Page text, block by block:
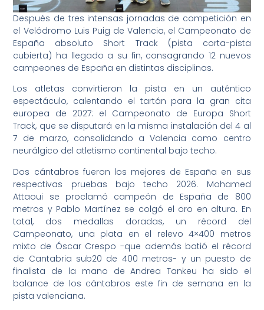
Después de tres intensas jornadas de competición en
el Velódromo Luis Puig de Valencia, el Campeonato de
España absoluto Short Track (pista corta-pista
cubierta) ha llegado a su fin, consagrando 12 nuevos
campeones de España en distintas disciplinas.
Los atletas convirtieron la pista en un auténtico
espectáculo, calentando el tartán para la gran cita
europea de 2027: el Campeonato de Europa Short
Track, que se disputará en la misma instalación del 4 al
7 de marzo, consolidando a Valencia como centro
neurálgico del atletismo continental bajo techo.
Dos cántabros fueron los mejores de España en sus
respectivas pruebas bajo techo 2026. Mohamed
Attaoui se proclamó campeón de España de 800
metros y Pablo Martínez se colgó el oro en altura. En
total, dos medallas doradas, un récord del
Campeonato, una plata en el relevo 4×400 metros
mixto de Óscar Crespo -que además batió el récord
de Cantabria sub20 de 400 metros- y un puesto de
finalista de la mano de Andrea Tankeu ha sido el
balance de los cántabros este fin de semana en la
pista valenciana.